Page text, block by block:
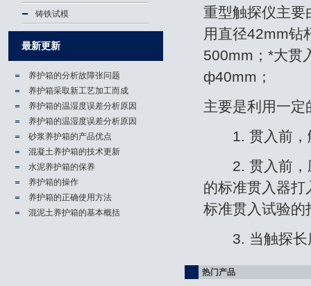
铸铁试模
最新更新
养护箱的分析故障张问题
养护箱​采取新工艺加工而成
养护箱的温湿度误差分析原因
养护箱的温湿度误差分析原因
砂浆养护箱的产品优点
混凝土养护箱的技术更新
水泥养护箱的保养
养护箱的操作
养护箱的正确使用方法
混泥土养护箱的基本概括
重型触探仪主要
用直径42mm钻
500mm；*大贯
ф40mm；
主要是利用一
1. 贯入前，
2. 贯入前，应
的标准贯入器
标准贯入试验的
3. 当触探长度
热门产品